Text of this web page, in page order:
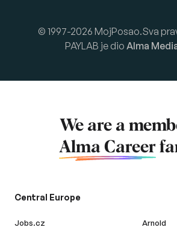
© 1997-2026 MojPosao.Sva
PAYLAB je dio Alma
We are a
Alma Career
Central Europe
Jobs.cz
Arnold